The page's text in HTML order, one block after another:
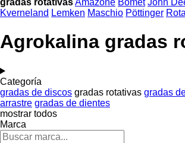
gradas rotativasAmazone Bomet John
Kverneland Lemken Maschio Pöttinger
Agrokalina gradas
Categoría
gradas de discos gradas rotativas gradas
arrastre gradas de dientes
mostrar todos
Marca